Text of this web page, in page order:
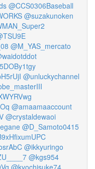
@CCS0306Baseball
@suzakunoken
@M_YAS_mercato
@unluckychannel
@amaamaaccount
@crystaldewaoi
@D_Samoto0415
@ikkyuringo
@kgs954
@kyochisuke74